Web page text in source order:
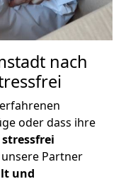
nach
oder dass ihre
Partner
und